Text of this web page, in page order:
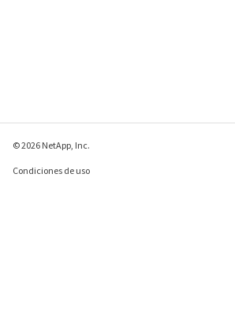
© 2026 NetApp, Inc.
Condiciones de uso